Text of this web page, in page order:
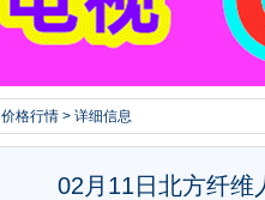
价格行情 > 详细信息
02月11日北方纤维